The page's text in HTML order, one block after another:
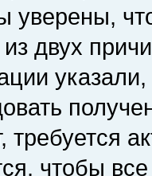
уверены,
двух
требуется
чтобы